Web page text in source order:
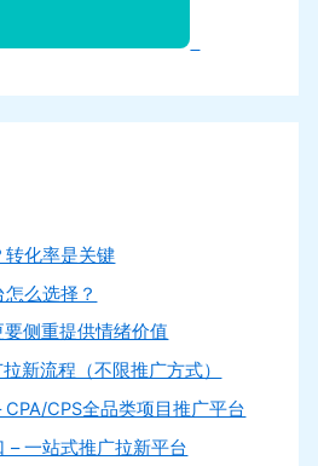
转化率是关键
么选择？
侧重提供情绪价值
新流程（不限推广方式）
CPS全品类项目推广平台
– 一站式推广拉新平台